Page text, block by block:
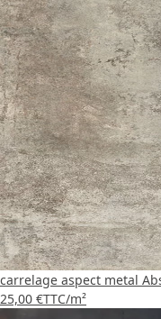
carrelage aspect metal
25,00 €TTC/m²